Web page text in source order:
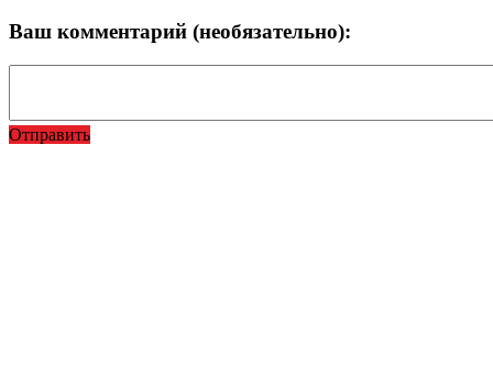
Ваш комментарий (необязательно):
Отправить